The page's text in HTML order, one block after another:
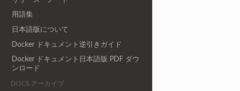
用語集
日本語版について
Docker ドキュメント逆引きガイド
Docker ドキュメント日本語版 PDF ダウ
ンロード
DOCS アーカイブ